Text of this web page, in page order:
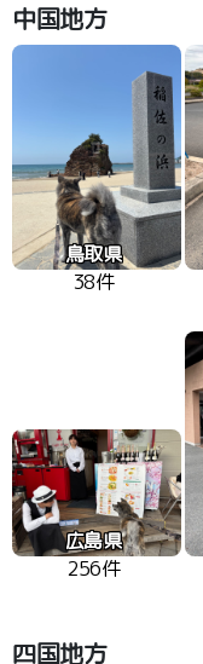
中国地方
鳥取県
38件
広島県
256件
四国地方